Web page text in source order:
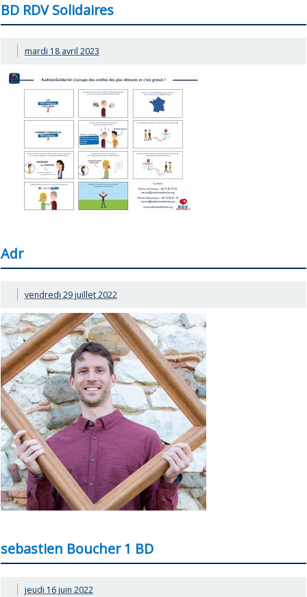
BD RDV Solidaires
mardi 18 avril 2023
Adr
vendredi 29 juillet 2022
sebastien Boucher 1 BD
jeudi 16 juin 2022